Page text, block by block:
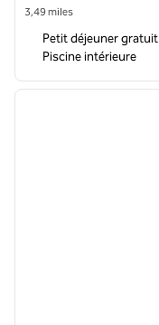
3,49 miles
Petit déjeuner gratuit
Piscine intérieure
1 sur 12